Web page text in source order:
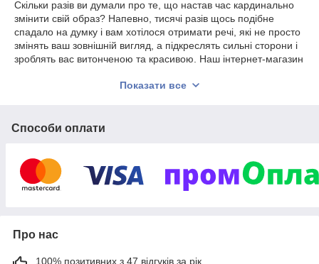
Скільки разів ви думали про те, що настав час кардинально
змінити свій образ? Напевно, тисячі разів щось подібне
спадало на думку і вам хотілося отримати речі, які не просто
змінять ваш зовнішній вигляд, а підкреслять сильні сторони і
зроблять вас витонченою та красивою. Наш інтернет-магазин
людства. У нас дівчата можуть знайти унікальні товари, які
невисокими цінами можна стати щасливою власницею:
Нова колекція в'язаних виробів;
Різноманітні аксесуари для прогулянок та
справді привабливі моделі. Існує велика різниця між
дорогими прикрасами та простою біжутерією. При цьому
основна їхня відмінність у вартості. Наші товари не соромно
Показати все
Способи оплати
Про нас
100% позитивних з 47 відгуків за рік